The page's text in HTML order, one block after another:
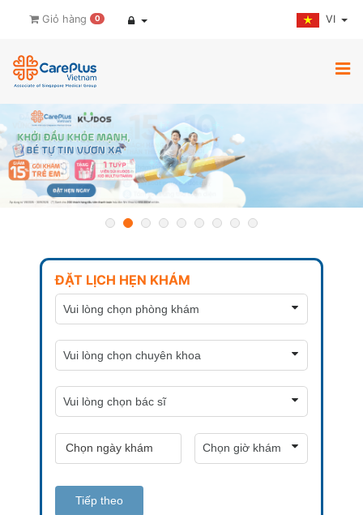
Giỏ hàng 0 VI
ĐẶT LỊCH HẸN KHÁM
Tiếp theo